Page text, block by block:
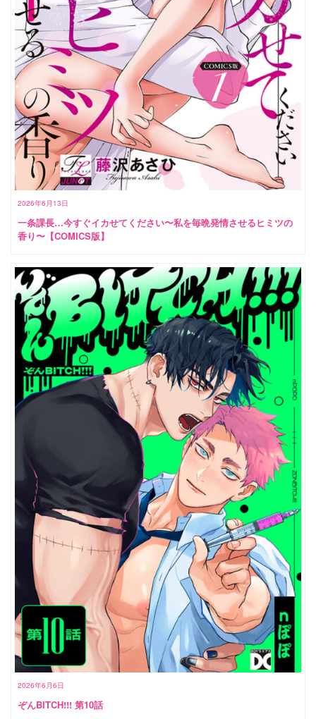
2026年6月13日
一条課長…今すぐイカせてください〜私を毎晩発情させるヒミツの
香り〜【COMICS版】
2026年6月6日
ぞんBITCH!!! 第10話